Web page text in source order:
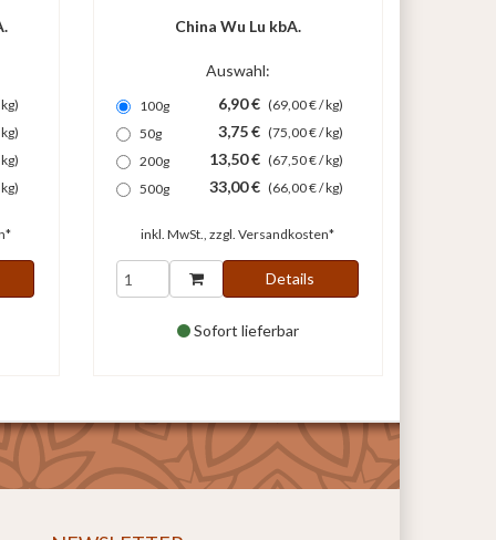
China Wu Lu kbA.
Auswahl:
100g 6,90 € (69,00 € / kg)
50g
3,75 € (75,00 € / kg)
200g
13,50 € (67,50 € / kg)
500g
33,00 € (66,00 € / kg)
inkl. MwSt., zzgl.Versandkosten*
Details
Sofort lieferbar